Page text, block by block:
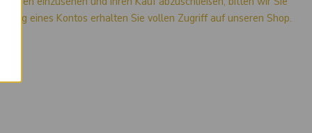
eines Kontos erhalten Sie vollen Zugriff auf unseren Shop.